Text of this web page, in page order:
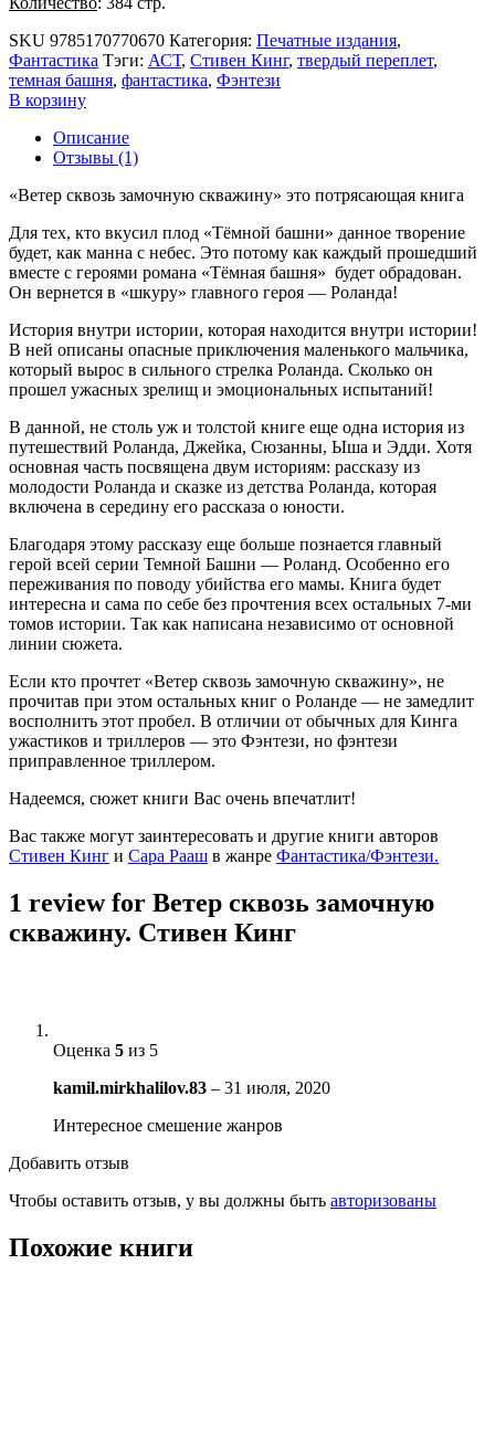
SKU 9785170770670 Категория: Печатные издания,
Фантастика Тэги: АСТ, Стивен Кинг, твердый переплет,
темная башня, фантастика, Фэнтези
В корзину
Описание
Отзывы (1)
«Ветер сквозь замочную скважину» это потрясающая книга
Для тех, кто вкусил плод «Тёмной башни» данное творение
будет, как манна с небес. Это потому как каждый прошедший
вместе с героями романа «Тёмная башня» будет обрадован.
Он вернется в «шкуру» главного героя — Роланда!
История внутри истории, которая находится внутри истории!
В ней описаны опасные приключения маленького мальчика,
который вырос в сильного стрелка Роланда. Сколько он
прошел ужасных зрелищ и эмоциональных испытаний!
В данной, не столь уж и толстой книге еще одна история из
путешествий Роланда, Джейка, Сюзанны, Ыша и Эдди. Хотя
основная часть посвящена двум историям: рассказу из
молодости Роланда и сказке из детства Роланда, которая
включена в середину его рассказа о юности.
Благодаря этому рассказу еще больше познается главный
герой всей серии Темной Башни — Роланд. Особенно его
переживания по поводу убийства его мамы. Книга будет
интересна и сама по себе без прочтения всех остальных 7-ми
томов истории. Так как написана независимо от основной
линии сюжета.
Если кто прочтет «Ветер сквозь замочную скважину», не
прочитав при этом остальных книг о Роланде — не замедлит
восполнить этот пробел. В отличии от обычных для Кинга
ужастиков и триллеров — это Фэнтези, но фэнтези
приправленное триллером.
Надеемся, сюжет книги Вас очень впечатлит!
Вас также могут заинтересовать и другие книги авторов
Стивен Кинг и Сара Рааш в жанре Фантастика/Фэнтези.
1 review for Ветер сквозь замочную
скважину. Стивен Кинг
Оценка 5 из 5
kamil.mirkhalilov.83 – 31 июля, 2020
Интересное смешение жанров
Добавить отзыв
Чтобы оставить отзыв, у вы должны быть авторизованы
Похожие книги